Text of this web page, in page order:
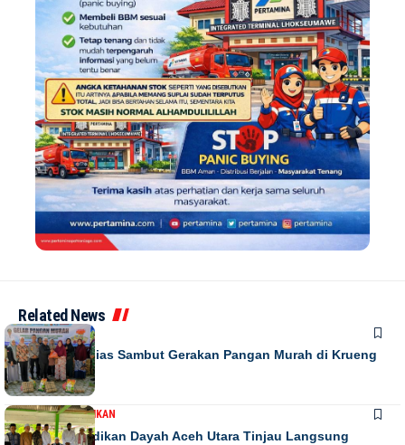
Related News
DAERAH
Warga Antusias Sambut Gerakan Pangan Murah di Krueng
Barona Jaya
DAERAHPENDIDIKAN
Kadis Pendidikan Dayah Aceh Utara Tinjau Langsung